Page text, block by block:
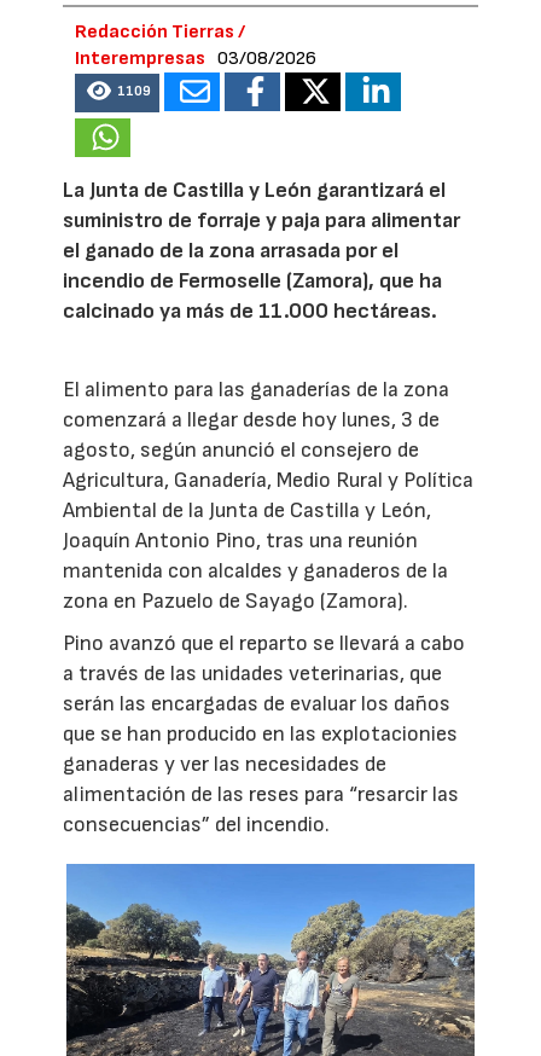
Redacción Tierras /
Interempresas
03/08/2026
1109
La Junta de Castilla y León garantizará el
suministro de forraje y paja para alimentar
el ganado de la zona arrasada por el
incendio de Fermoselle (Zamora), que ha
calcinado ya más de 11.000 hectáreas.
El alimento para las ganaderías de la zona
comenzará a llegar desde hoy lunes, 3 de
agosto, según anunció el consejero de
Agricultura, Ganadería, Medio Rural y Política
Ambiental de la Junta de Castilla y León,
Joaquín Antonio Pino, tras una reunión
mantenida con alcaldes y ganaderos de la
zona en Pazuelo de Sayago (Zamora).
Pino avanzó que el reparto se llevará a cabo
a través de las unidades veterinarias, que
serán las encargadas de evaluar los daños
que se han producido en las explotacionies
ganaderas y ver las necesidades de
alimentación de las reses para “resarcir las
consecuencias” del incendio.